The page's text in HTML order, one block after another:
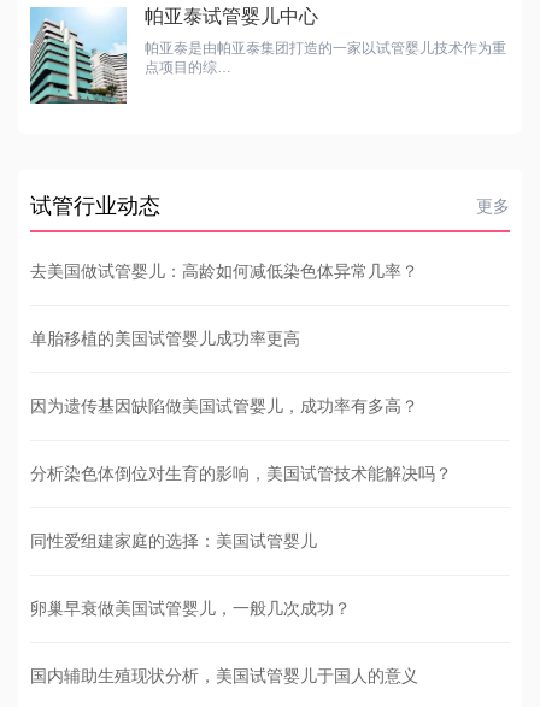
帕亚泰试管婴儿中心
帕亚泰是由帕亚泰集团打造的一家以试管婴儿技术作为重
点项目的综…
试管行业动态 更多
去美国做试管婴儿：高龄如何减低染色体异常几率？
单胎移植的美国试管婴儿成功率更高
因为遗传基因缺陷做美国试管婴儿，成功率有多高？
分析染色体倒位对生育的影响，美国试管技术能解决吗？
同性爱组建家庭的选择：美国试管婴儿
卵巢早衰做美国试管婴儿，一般几次成功？
国内辅助生殖现状分析，美国试管婴儿于国人的意义